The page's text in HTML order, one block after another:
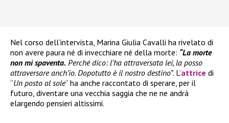
Nel corso dell’intervista, Marina Giulia Cavalli ha rivelato di
non avere paura né di invecchiare né della morte: “La morte
non mi spaventa. Perché dico: l’ha attraversata lei, la posso
attraversare anch’io. Dopotutto è il nostro destino”. L’attrice di
“Un posto al sole” ha anche raccontato di sperare, per il
futuro, diventare una vecchia saggia che ne ne andrà
elargendo pensieri altissimi.